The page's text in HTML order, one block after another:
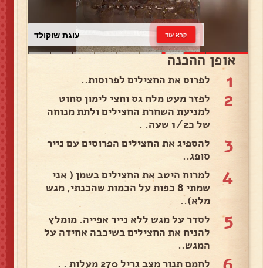
עוגת שוקולד קרא עוד
אופן ההכנה
1 לפרוס את החצילים לפרוסות..
2
לפזר מעט מלח גס וחצי לימון סחוט
למניעת השחרת החצילים ולתת מנוחה
של כ1/2 שעה. .
3
להספיג את החצילים הפרוסים עם נייר
סופג..
4
למרוח היטב את החצילים בשמן ( אני
שמתי 8 כפות על הכמות שהכנתי, מגש
מלא)..
5
לסדר על מגש ללא נייר אפייה. מומלץ
להניח את החצילים בשיכבה אחידה על
המגש..
לחמם תנור מצב גריל 270 מעלות . .